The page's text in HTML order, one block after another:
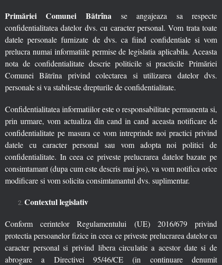
Primăriei Comunei Bătrîna se angajeaza sa respecte
confidentialitatea datelor dvs. cu caracter personal. Vom trata toate
datele personale furnizate de dvs. ca fiind confidentiale si vom
prelucra numai informatiile permise de legislatia aplicabila. Aceasta
nota de confidentialitate descrie politicile si practicile Primăriei
Comunei Bătrîna privind colectarea si utilizarea datelor dvs.
personale si va stabileste drepturile de confidentialitate.
Confidentialitatea informatiilor este o responsabilitate permanenta si,
prin urmare, vom actualiza din cand in cand aceasta notificare de
confidentialitate pe masura ce vom intreprinde noi practici privind
datele cu caracter personal sau vom adopta noi politici de
confidentialitate. In ceea ce priveste prelucrarea datelor bazate pe
consimtamant (dupa cum este descris mai jos), va vom notifica orice
modificare si vom solicita consimtamantul dvs. suplimentar.
Contextul legislativ
Conform cerintelor Regulamentului (UE) 2016/679 privind
protectia persoanelor fizice in ceea ce priveste prelucrarea datelor cu
caracter personal si privind libera circulatie a acestor date si de
abrogare a Directivei 95/46/CE (in continuare denumit